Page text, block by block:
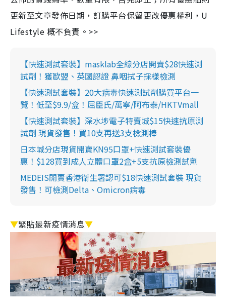
更新至文章發佈日期，訂購平台保留更改優惠權利，U
Lifestyle 概不負責。>>
【快速測試套裝】masklab全線分店開賣$28快速測
試劑！獲歐盟、英國認證 鼻咽拭子採樣檢測
【快速測試套裝】20大病毒快速測試劑購買平台一
覽！低至$9.9/盒！屈臣氏/萬寧/阿布泰/HKTVmall
【快速測試套裝】深水埗電子特賣城$15快速抗原測
試劑 現貨發售！買10支再送3支檢測棒
日本城分店現貨開賣KN95口罩+快速測試套裝優
惠！$128買到成人立體口罩2盒+5支抗原檢測試劑
MEDEIS開賣香港衛生署認可$18快速測試套裝 現貨
發售！可檢測Delta、Omicron病毒
▼緊貼最新疫情消息▼